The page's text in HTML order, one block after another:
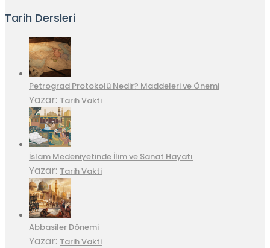
Tarih Dersleri
Petrograd Protokolü Nedir? Maddeleri ve Önemi
Yazar: Tarih Vakti
İslam Medeniyetinde İlim ve Sanat Hayatı
Yazar: Tarih Vakti
Abbasiler Dönemi
Yazar: Tarih Vakti